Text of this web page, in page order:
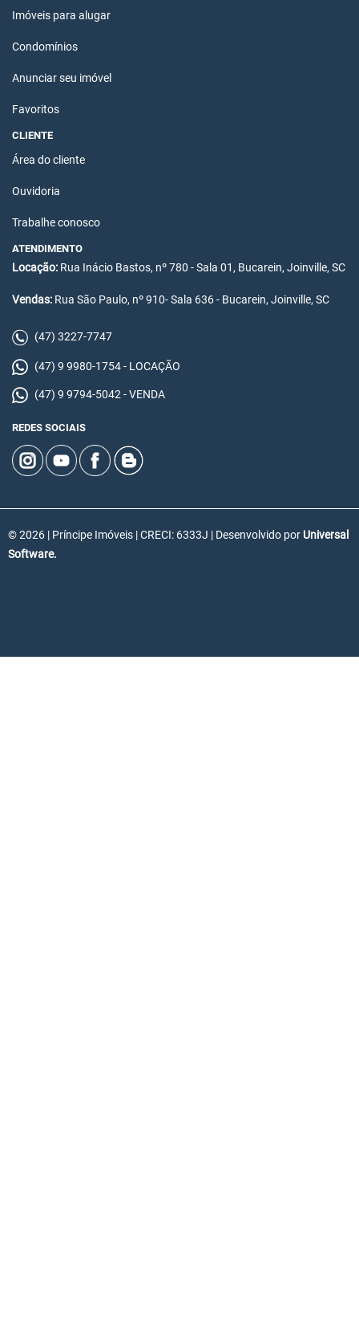
Imóveis para alugar
Condomínios
Anunciar seu imóvel
Favoritos
CLIENTE
Área do cliente
Ouvidoria
Trabalhe conosco
ATENDIMENTO
Locação: Rua Inácio Bastos, nº 780 - Sala 01, Bucarein, Joinville, SC
Vendas: Rua São Paulo, nº 910- Sala 636 - Bucarein, Joinville, SC
(47) 3227-7747
(47) 9 9980-1754 - LOCAÇÃO
(47) 9 9794-5042 - VENDA
REDES SOCIAIS
© 2026 | Príncipe Imóveis | CRECI: 6333J | Desenvolvido por Universal
Software.